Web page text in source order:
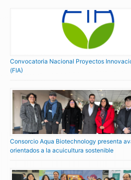
Convocatoria Nacional Proyectos
(FIA)
Consorcio Aqua Biotechnology presenta
orientados a la acuicultura sostenible